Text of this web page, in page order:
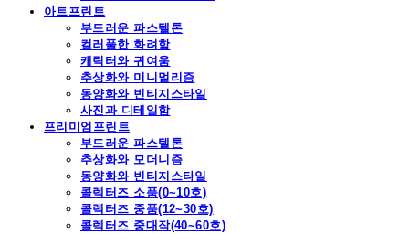
아트프린트
부드러운 파스텔톤
컬러풀한 화려함
캐릭터와 귀여움
추상화와 미니멀리즘
동양화와 빈티지스타일
사진과 디테일함
프리미엄프린트
부드러운 파스텔톤
추상화와 모더니즘
동양화와 빈티지스타일
콜렉터즈 소품(0~10호)
콜렉터즈 중품(12~30호)
콜렉터즈 중대작(40~60호)